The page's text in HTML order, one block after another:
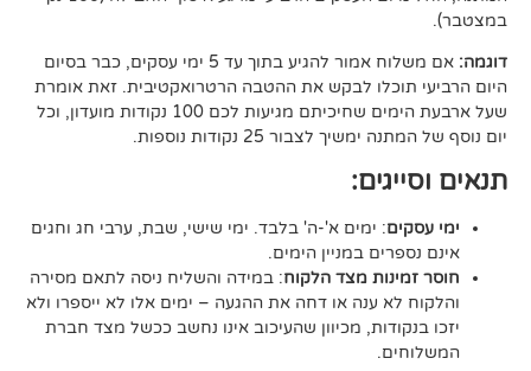
אם משלוח אמור להגיע בתוך עד 5 ימי עסקים, כבר בסיום
לבקש את ההטבה הרטרואקטיבית. זאת אומרת
שעל ארבעת הימים שחיכיתם מגיעות לכם 100 נקודות מועדון, וכל
לצבור 25 נקודות נוספות.
: ימים א'-ה' בלבד. ימי שישי, שבת, ערבי חג וחגים
במניין הימים.
מצד הלקוח: במידה והשליח ניסה לתאם מסירה
ענה או דחה את ההגעה – ימים אלו לא ייספרו ולא
מכיוון שהעיכוב אינו נחשב ככשל מצד חברת